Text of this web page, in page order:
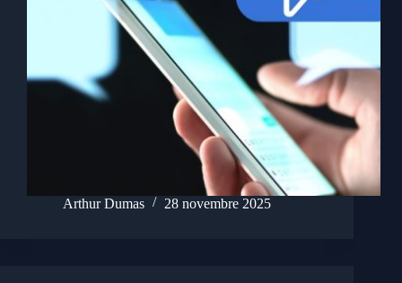
Arthur Dumas 28 novembre 2025